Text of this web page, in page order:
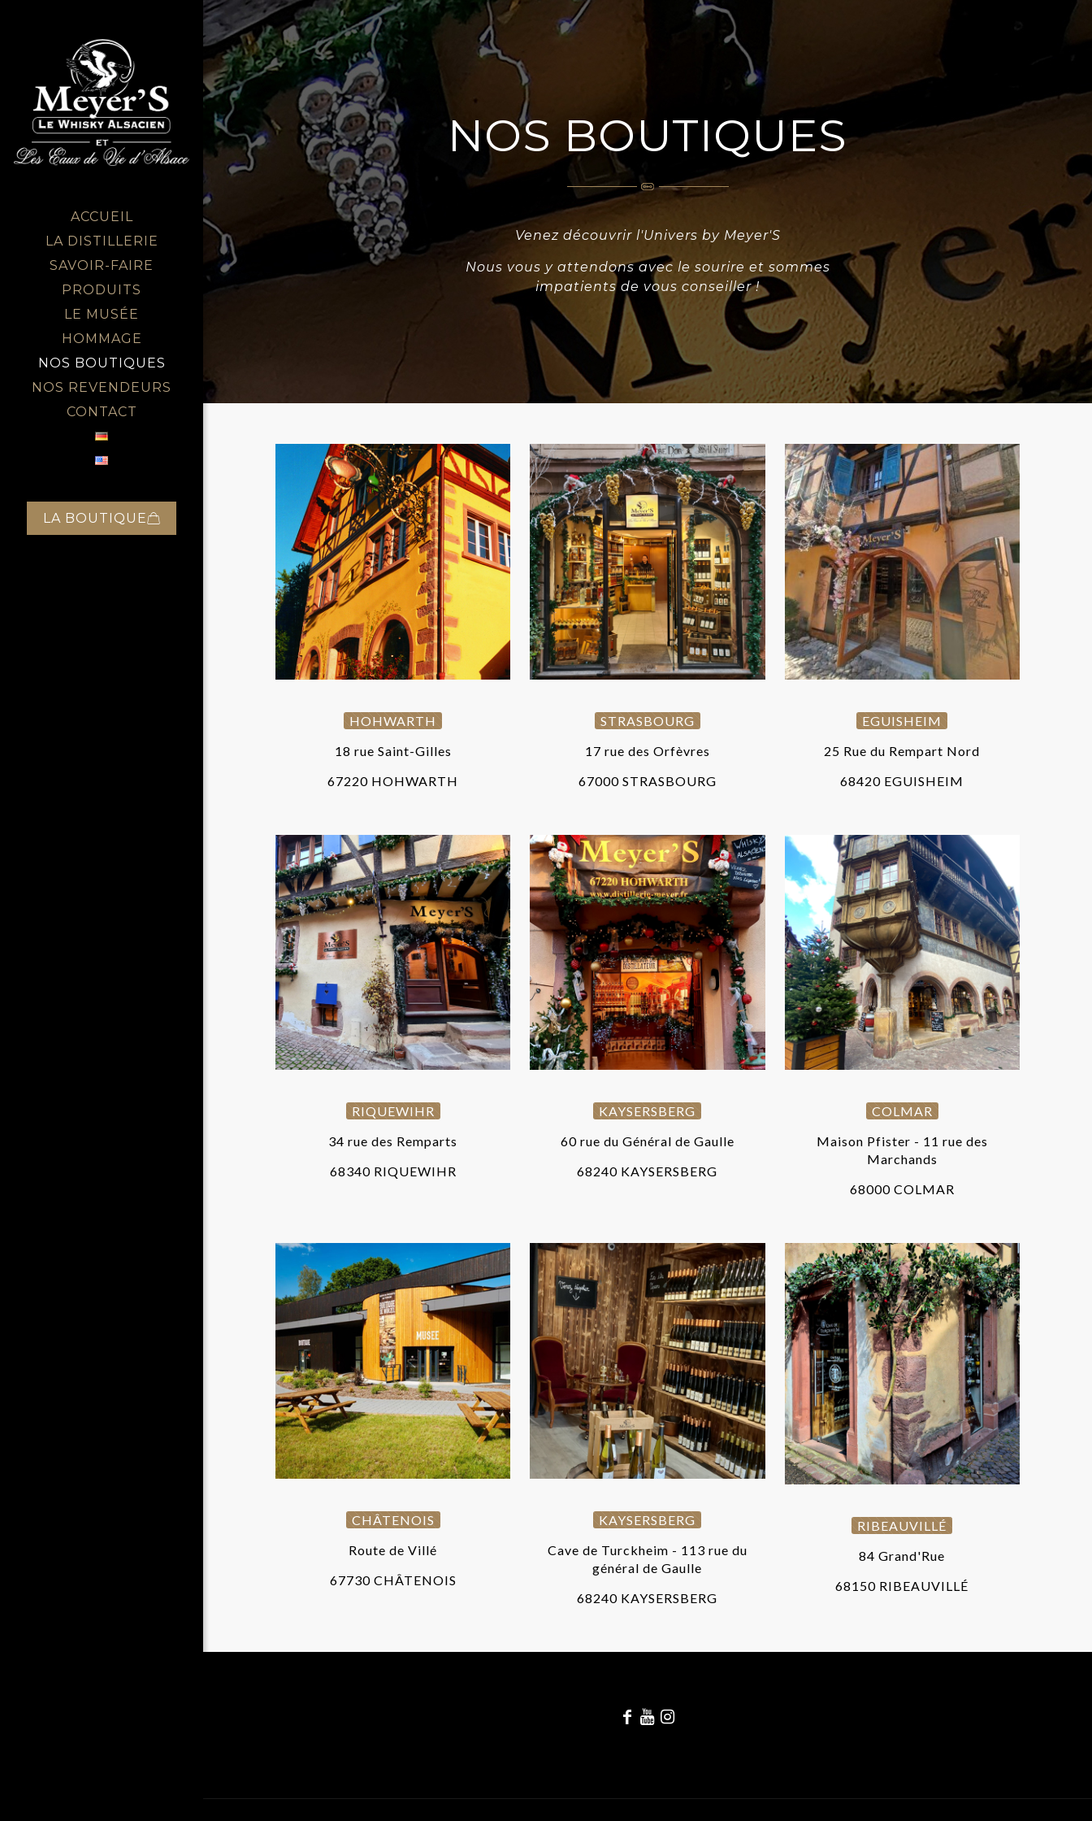
ACCUEIL
LA DISTILLERIE
SAVOIR-FAIRE
PRODUITS
LE MUSÉE
HOMMAGE
NOS BOUTIQUES
NOS REVENDEURS
CONTACT
LA BOUTIQUE
NOS BOUTIQUES
Venez découvrir l'Univers by Meyer'S
Nous vous y attendons avec le sourire et sommes
impatients de vous conseiller !
HOHWARTH
HOHWARTH
18 rue Saint-Gilles
67220 HOHWARTH
STRASBOURG
STRASBOURG
17 rue des Orfèvres
67000 STRASBOURG
EGUISHEIM
EGUISHEIM
25 Rue du Rempart Nord
68420 EGUISHEIM
RIQUEWIHR
RIQUEWIHR
34 rue des Remparts
68340 RIQUEWIHR
KAYSERSBERG
KAYSERSBERG
60 rue du Général de Gaulle
68240 KAYSERSBERG
COLMAR
COLMAR
Maison Pfister - 11 rue des
Marchands
68000 COLMAR
CHÂTENOIS
CHÂTENOIS
Route de Villé
67730 CHÂTENOIS
KAYSERSBERG
KAYSERSBERG
Cave de Turckheim - 113 rue du
général de Gaulle
68240 KAYSERSBERG
RIBEAUVILLÉ
RIBEAUVILLÉ
84 Grand'Rue
68150 RIBEAUVILLÉ